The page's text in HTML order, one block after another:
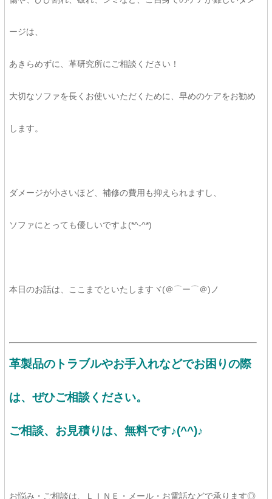
ージは、
あきらめずに、革研究所にご相談ください！
大切なソファを長くお使いいただくために、早めのケアをお勧め
します。
ダメージが小さいほど、補修の費用も抑えられますし、
ソファにとっても優しいですよ(*^-^*)
本日のお話は、ここまでといたしますヾ(＠⌒ー⌒＠)ノ
革製品のトラブルやお手入れなどでお困りの際
は、ぜひご相談ください。
ご相談、お見積りは、 無料です♪(^^)♪
お悩み・ご相談は、ＬＩＮＥ・メール・お電話などで承ります◎